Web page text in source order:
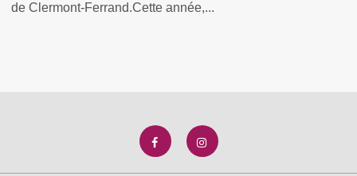
de Clermont-Ferrand.Cette année,...